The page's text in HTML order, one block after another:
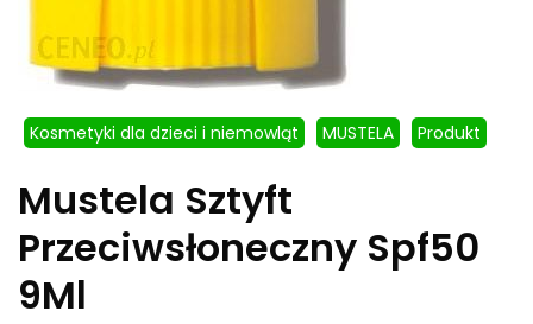
Kosmetyki dla dzieci i niemowląt MUSTELA Produkt
Mustela Sztyft
Przeciwsłoneczny Spf50
9Ml